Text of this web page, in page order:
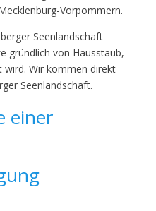
Vorpommern.
Seenlandschaft
gründlich von Hausstaub,
Wir kommen direkt
Seenlandschaft.
einer